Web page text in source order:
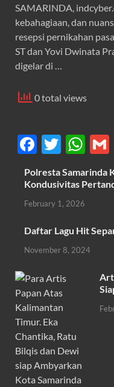
SAMARINDA,
kebahagiaan, dan
resepsi pernikahan
ST dan Yovi Dwinata
digelar di …
0 total views
F
ac
e
b
o
o
k
T
w
itt
er
W
h
at
A
p
p
Polresta Samarinda
Kondusivitas
February 1, 2026
Daftar Lagu Hit
November 8, 2024